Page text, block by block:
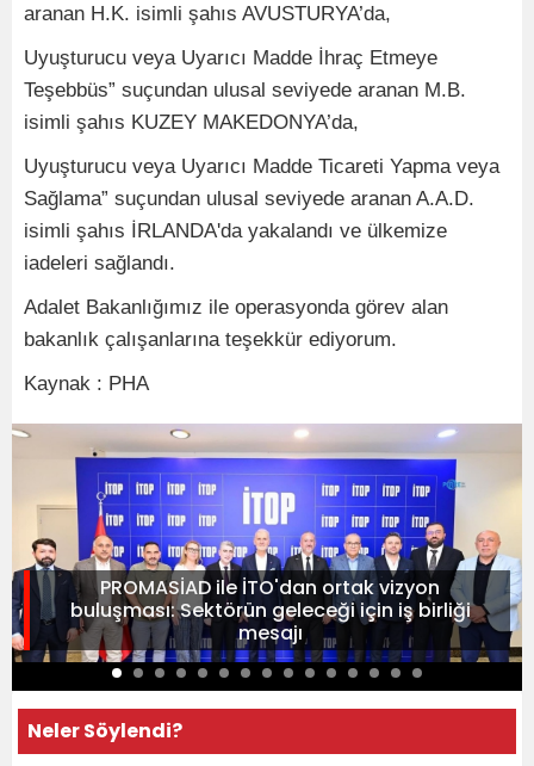
aranan H.K. isimli şahıs AVUSTURYA’da,
Uyuşturucu veya Uyarıcı Madde İhraç Etmeye
Teşebbüs” suçundan ulusal seviyede aranan M.B.
isimli şahıs KUZEY MAKEDONYA’da,
Uyuşturucu veya Uyarıcı Madde Ticareti Yapma veya
Sağlama” suçundan ulusal seviyede aranan A.A.D.
isimli şahıs İRLANDA'da yakalandı ve ülkemize
iadeleri sağlandı.
Adalet Bakanlığımız ile operasyonda görev alan
bakanlık çalışanlarına teşekkür ediyorum.
Kaynak : PHA
PROMASİAD ile İTO'dan ortak vizyon
buluşması: Sektörün geleceği için iş birliği
mesajı
Neler Söylendi?